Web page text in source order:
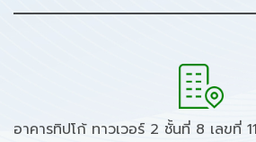
อาคารทิปโก้ ทาวเวอร์ 2 ชั้นที่ 8 เลขที่